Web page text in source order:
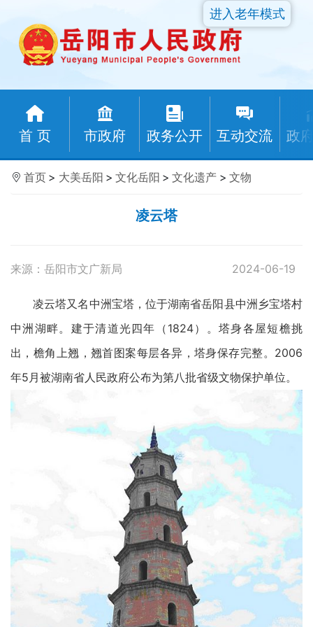
首 页 市政府 政务公开 互动交流 政
进入老年模式
首页 > 大美岳阳 > 文化岳阳 > 文化遗产 > 文物
凌云塔
来源：岳阳市文广新局 2024-06-19
凌云塔又名中洲宝塔，位于湖南省岳阳县中洲乡宝塔村
中洲湖畔。建于清道光四年（1824）。塔身各屋短檐挑
出，檐角上翘，翘首图案每层各异，塔身保存完整。2006
年5月被湖南省人民政府公布为第八批省级文物保护单位。